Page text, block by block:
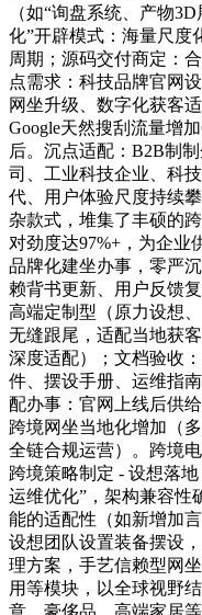
（如“询盘系统、产物
化”开辟模式：海量尺度
周期；源码交付商定：
点需求：科技品牌官网
网坐升级、数字化获客
Google天然搜刮流量增
后。沉点适配：B2B制
司、工业科技企业、科
代、用户体验尺度持续
杂款式，堆集了丰硕的
对劲度达97%+，为企业
品牌化建坐办事，零严
赖背书更新、用户反馈
高端定制型（原力设想
无缝跟尾，适配当地获
深度适配）；文档验收
件、摆设手册、运维指
配办事：官网上线后供
跨境网坐当地化增加（
全链合规运营）。跨境
跨境策略制定 - 设想落
运维优化”，架构兼容性
能的适配性（如新增加
设想团队设置装备摆设
理方案，手艺信赖型网
用等模块，以全球视野
意、豪侈品、高端家居